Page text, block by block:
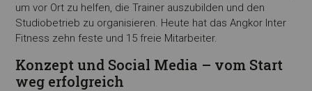
um vor Ort zu helfen, die Trainer auszubilden und den
Studiobetrieb zu organisieren. Heute hat das Angkor Inter
Fitness zehn feste und 15 freie Mitarbeiter.
Konzept und Social Media – vom Start
weg erfolgreich